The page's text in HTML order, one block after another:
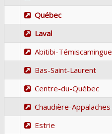
Québec
Laval
Abitibi-Témiscamingue
Bas-Saint-Laurent
Centre-du-Québec
Chaudière-Appalaches
Estrie